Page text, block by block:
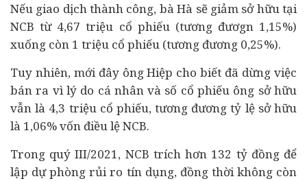
Nếu giao dịch thành công, bà Hà sẽ giảm sở hữu tại
NCB từ 4,67 triệu cổ phiếu (tương đươgn 1,15%)
xuống còn 1 triệu cổ phiếu (tương đương 0,25%).
Tuy nhiên, mới đây ông Hiệp cho biết đã dừng việc
bán ra vì lý do cá nhân và số cổ phiếu ông sở hữu
vẫn là 4,3 triệu cổ phiếu, tương đương tỷ lệ sở hữu
là 1,06% vốn điều lệ NCB.
Trong quý III/2021, NCB trích hơn 132 tỷ đồng để
lập dự phòng rủi ro tín dụng, đồng thời không còn